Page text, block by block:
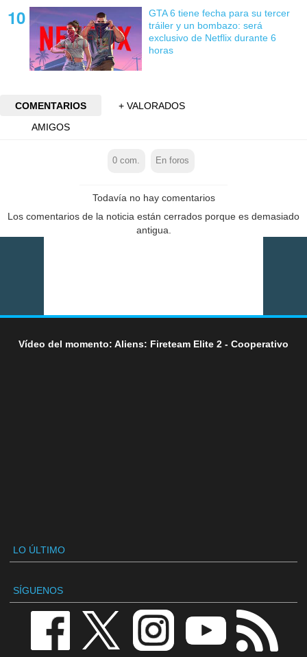
GTA 6 tiene fecha para su tercer
tráiler y un bombazo: será
exclusivo de Netflix durante 6
horas
COMENTARIOS
+ VALORADOS
AMIGOS
0 com. En foros
Todavía no hay comentarios
Los comentarios de la noticia están cerrados porque es demasiado
antigua.
Vídeo del momento: Aliens: Fireteam Elite 2 - Cooperativo
LO ÚLTIMO
SÍGUENOS